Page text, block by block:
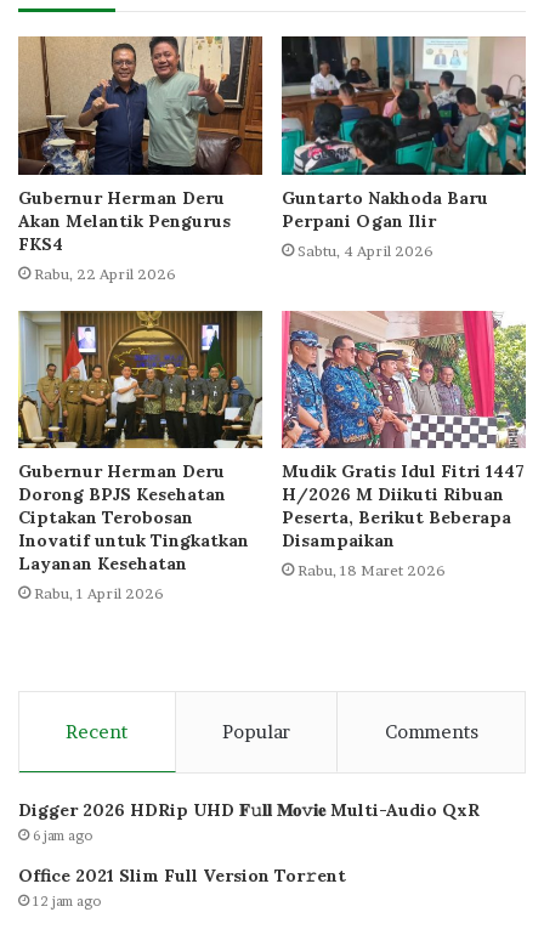
Gubernur Herman Deru
Akan Melantik Pengurus
FKS4
Rabu, 22 April 2026
Guntarto Nakhoda Baru
Perpani Ogan Ilir
Sabtu, 4 April 2026
Gubernur Herman Deru
Dorong BPJS Kesehatan
Ciptakan Terobosan
Inovatif untuk Tingkatkan
Layanan Kesehatan
Rabu, 1 April 2026
Mudik Gratis Idul Fitri 1447
H/2026 M Diikuti Ribuan
Peserta, Berikut Beberapa
Disampaikan
Rabu, 18 Maret 2026
Recent Popular Comments
Digger 2026 HDRip UHD 𝐅𝚞𝐥𝐥 𝐌𝐨𝚟𝐢𝐞 Multi-Audio QxR
6 jam ago
Office 2021 Slim Full Version Tor𝚛ent
12 jam ago